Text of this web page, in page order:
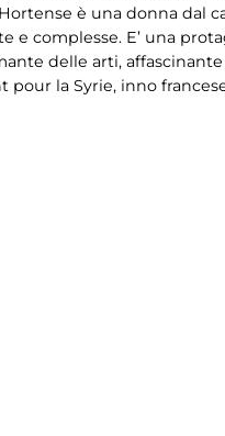
è una donna dal
complesse. E’ una
delle arti,
pour la Syrie, inno